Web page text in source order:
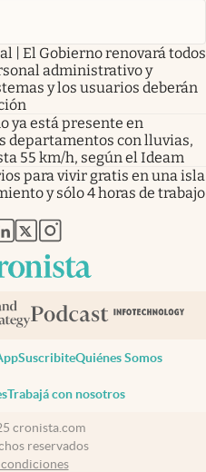
| El Gobierno renovará todos
administrativo y
y los usuarios deberán
ya está presente en
departamentos con lluvias,
55 km/h, según el Ideam
para vivir gratis en una isla
y sólo 4 horas de trabajo
nueva pestaña
en nueva pestaña
abre en nueva pestaña
abre en nueva pestaña
abre en nueva pestaña
SuscribiteQuiénes Somos
Trabajá con nosotros
cronista.com
reservados